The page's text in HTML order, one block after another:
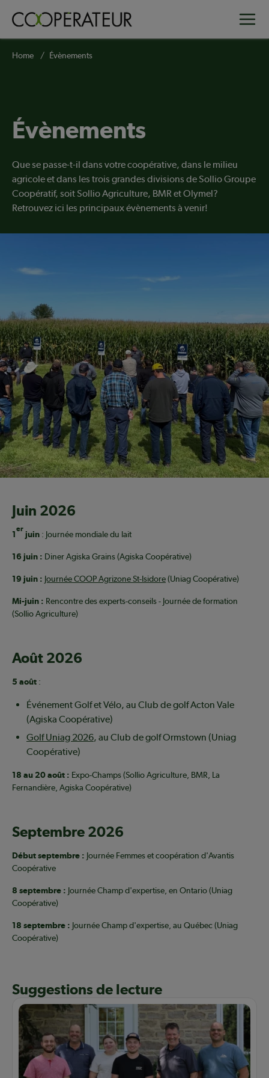
main
content
Breadcrumb
Home Évènements
Évènements
Que se passe-t-il dans votre coopérative, dans le milieu
agricole et dans les trois grandes divisions de Sollio Groupe
Coopératif, soit Sollio Agriculture, BMR et Olymel?
Retrouvez ici les principaux évènements à venir!
Juin 2026
1
er
juin : Journée mondiale du lait
16 juin : Diner Agiska Grains (Agiska Coopérative)
19 juin : Journée COOP Agrizone St-Isidore(Uniag Coopérative)
Mi-juin : Rencontre des experts-conseils - Journée de formation
(Sollio Agriculture)
Août 2026
5 août :
Événement Golf et Vélo, au Club de golf Acton Vale
(Agiska Coopérative)
Golf Uniag 2026, au Club de golf Ormstown (Uniag
Coopérative)
18 au 20 août : Expo-Champs (Sollio Agriculture, BMR, La
Fernandière, Agiska Coopérative)
Septembre 2026
Début septembre : Journée Femmes et coopération d'Avantis
Coopérative
8 septembre : Journée Champ d'expertise, en Ontario (Uniag
Coopérative)
18 septembre : Journée Champ d'expertise, au Québec (Uniag
Coopérative)
Suggestions de lecture